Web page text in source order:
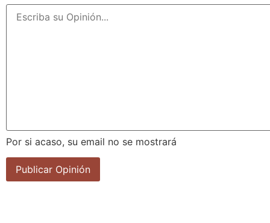
Por si acaso, su email no se mostrará